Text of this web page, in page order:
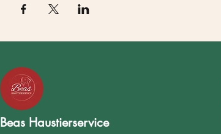
Beas Haustierservice